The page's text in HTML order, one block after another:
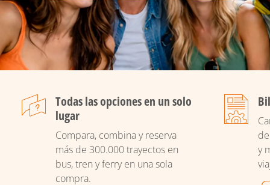
Todas las opciones en un solo
lugar
Compara, combina y reserva
más de 300.000 trayectos en
bus, tren y ferry en una sola
compra.
y